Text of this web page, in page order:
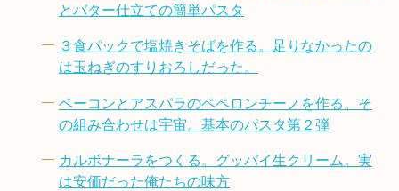
とバター仕立ての簡単パスタ
３食パックで塩焼きそばを作る。足りなかったの
は玉ねぎのすりおろしだった。
ベーコンとアスパラのペペロンチーノを作る。そ
の組み合わせは宇宙。基本のパスタ第２弾
カルボナーラをつくる。グッバイ生クリーム。実
は安価だった俺たちの味方